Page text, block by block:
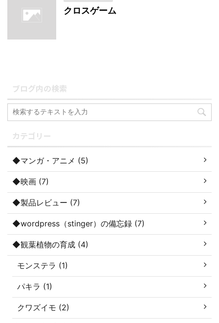
クロスゲーム
ブログ内の検索
カテゴリー
◆マンガ・アニメ (5)
◆映画 (7)
◆製品レビュー (7)
◆wordpress（stinger）の備忘録 (7)
◆観葉植物の育成 (4)
モンステラ (1)
パキラ (1)
クワズイモ (2)